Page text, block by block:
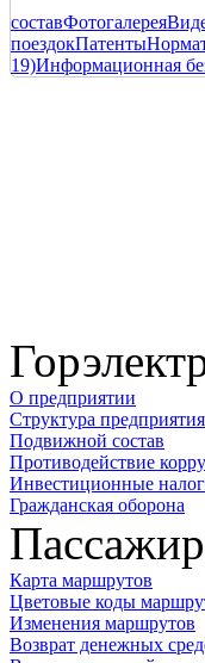
составФотогалерея
поездокПатенты
19)Информационная
О предприятии
Структура предприятия
Подвижной состав
Противодействие
Инвестиционные
Гражданская оборона
Карта маршрутов
Цветовые коды
Изменения маршрутов
Возврат денежных